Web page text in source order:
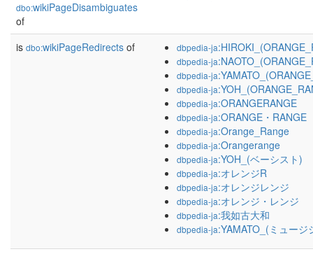
dbo:wikiPageDisambiguates
of
is dbo:wikiPageRedirects of dbpedia-ja
dbpedia-ja
dbpedia-ja
dbpedia-ja
dbpedia-ja:ORANGERANGE
dbpedia-ja:ORANGE・RANGE
dbpedia-ja:Orange_Range
dbpedia-ja:Orangerange
dbpedia-ja:YOH_(ベーシスト)
dbpedia-ja:オレンジR
dbpedia-ja:オレンジレンジ
dbpedia-ja:オレンジ・レンジ
dbpedia-ja:我如古大和
dbpedia-ja:YAMATO_(ミュージ